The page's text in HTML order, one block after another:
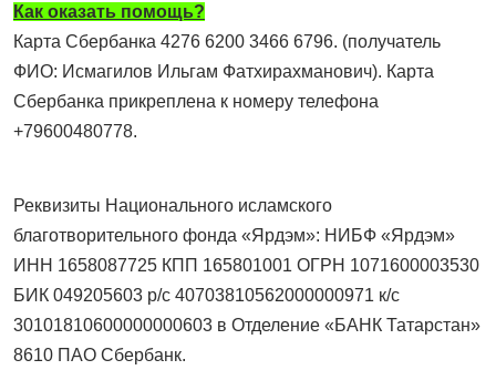
Как оказать помощь?
Карта Сбербанка 4276 6200 3466 6796. (получатель
ФИО: Исмагилов Ильгам Фатхирахманович). Карта
Сбербанка прикреплена к номеру телефона
+79600480778.
Реквизиты Национального исламского
благотворительного фонда «Ярдэм»: НИБФ «Ярдэм»
ИНН 1658087725 КПП 165801001 ОГРН 1071600003530
БИК 049205603 р/с 40703810562000000971 к/с
30101810600000000603 в Отделение «БАНК Татарстан»
8610 ПАО Сбербанк.